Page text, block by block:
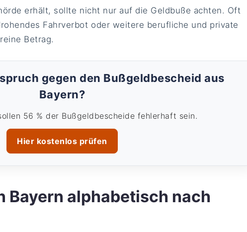
erhält, sollte nicht nur auf die Geldbuße achten. Oft
Fahrverbot oder weitere berufliche und private
Betrag.
gegen den Bußgeldbescheid aus
Bayern?
56 % der Bußgeldbescheide fehlerhaft sein.
Hier kostenlos prüfen
Bayern alphabetisch nach